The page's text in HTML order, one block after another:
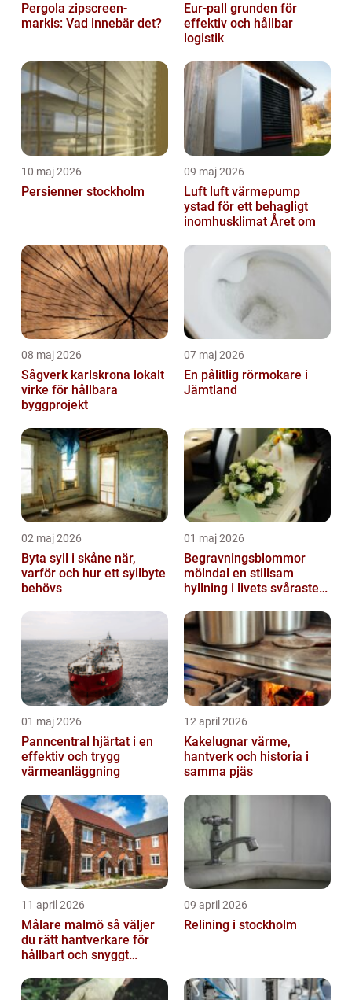
Pergola zipscreen-
markis: Vad innebär det?
Eur-pall grunden för
effektiv och hållbar
logistik
10 maj 2026
Persienner stockholm
09 maj 2026
Luft luft värmepump
ystad för ett behagligt
inomhusklimat Året om
08 maj 2026
Sågverk karlskrona lokalt
virke för hållbara
byggprojekt
07 maj 2026
En pålitlig rörmokare i
Jämtland
02 maj 2026
Byta syll i skåne när,
varför och hur ett syllbyte
behövs
01 maj 2026
Begravningsblommor
mölndal en stillsam
hyllning i livets svåraste
01 maj 2026
Panncentral hjärtat i en
effektiv och trygg
värmeanläggning
12 april 2026
Kakelugnar värme,
hantverk och historia i
samma pjäs
11 april 2026
Målare malmö så väljer
du rätt hantverkare för
hållbart och snyggt
09 april 2026
Relining i stockholm